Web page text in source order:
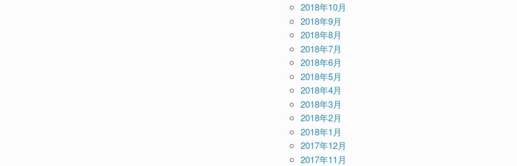
2018年10月
2018年9月
2018年8月
2018年7月
2018年6月
2018年5月
2018年4月
2018年3月
2018年2月
2018年1月
2017年12月
2017年11月